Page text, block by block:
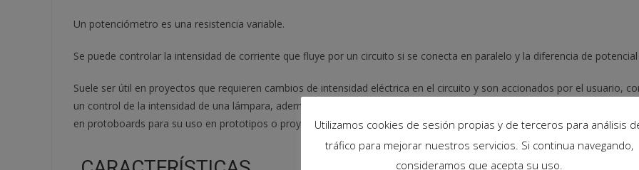
Un potenciómetro es una resistencia variable.
Se puede controlar la intensidad de corriente que fluye por un circuito si se conecta en paralelo y la diferencia de
Suele ser útil en proyectos que requieren cambios de intensidad eléctrica en el circuito y son accionados por el usuario,
un control de la intensidad de una lámpara, además su tamaño los hace óptimos en lugares con espacio reducido,
en protoboards para su uso en prototipos o proyectos finales.Utilizamos cookies de sesión propias y de terceros para análisis
tráfico para mejorar nuestros servicios. Si continua navegando,
consideramos que acepta su uso.